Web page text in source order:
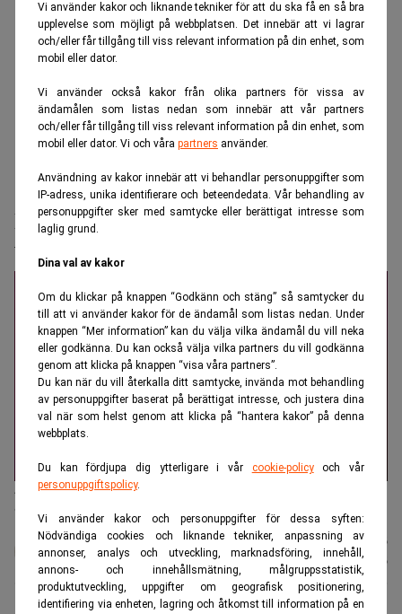
Vi använder kakor och liknande tekniker för att du ska få en så bra
upplevelse som möjligt på webbplatsen. Det innebär att vi lagrar
och/eller får tillgång till viss relevant information på din enhet, som
mobil eller dator.
Vi använder också kakor från olika partners för vissa av
ändamålen som listas nedan som innebär att vår partners
och/eller får tillgång till viss relevant information på din enhet, som
mobil eller dator. Vi och våra partners använder.
Användning av kakor innebär att vi behandlar personuppgifter som
IP-adress, unika identifierare och beteendedata. Vår behandling av
personuppgifter sker med samtycke eller berättigat intresse som
laglig grund.
Dina val av kakor
Om du klickar på knappen “Godkänn och stäng” så samtycker du
till att vi använder kakor för de ändamål som listas nedan. Under
knappen “Mer information” kan du välja vilka ändamål du vill neka
eller godkänna. Du kan också välja vilka partners du vill godkänna
genom att klicka på knappen “visa våra partners”.
Du kan när du vill återkalla ditt samtycke, invända mot behandling
av personuppgifter baserat på berättigat intresse, och justera dina
val när som helst genom att klicka på “hantera kakor” på denna
webbplats.
Du kan fördjupa dig ytterligare i vår cookie-policyoch vår
personuppgiftspolicy.
Vi använder kakor och personuppgifter för dessa syften:
Nödvändiga cookies och liknande tekniker, anpassning av
annonser, analys och utveckling, marknadsföring, innehåll,
annons- och innehållsmätning, målgruppsstatistik,
produktutveckling, uppgifter om geografisk positionering,
identifiering via enheten, lagring och åtkomst till information på en
Realtid.se Makro
Buffett: ”Jag kan vara en av de tio mest
tursamma”
Affärsikonen Warren Buffett beskriver sin karriär som ett resultat
av tillfälligheter. (Foto: Nati Harnik/AP/TT)
Karin
Andersen
Publicerad:20 juli 2026
Uppdaterad:21 juli 2026